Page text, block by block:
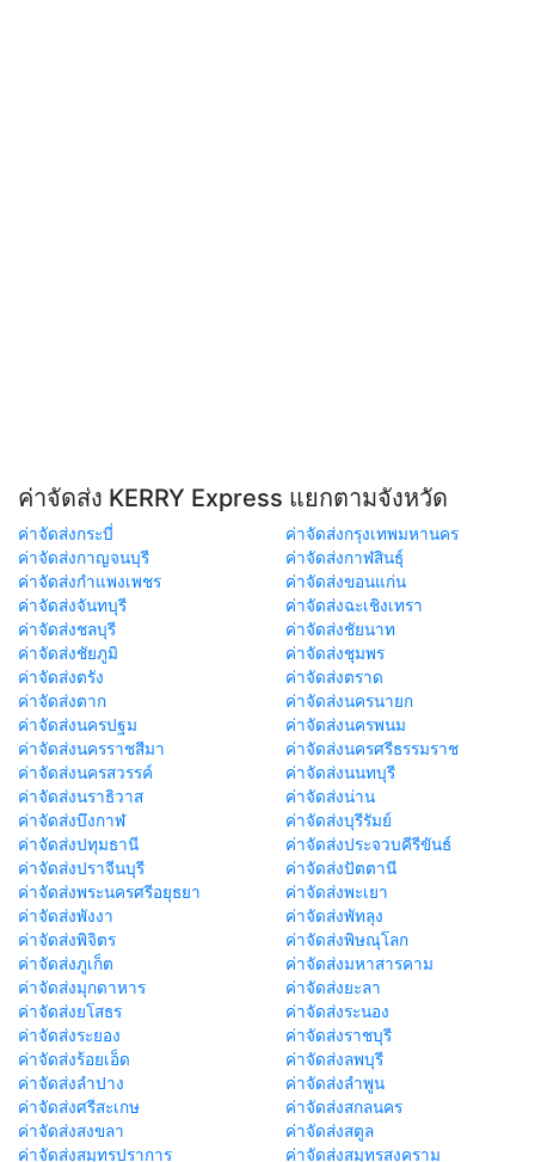
ค่าจัดส่ง KERRY Express แยกตามจังหวัด
ค่าจัดส่งกระบี่
ค่าจัดส่งกรุงเทพมหานคร
ค่าจัดส่งกาญจนบุรี
ค่าจัดส่งกาฬสินธุ์
ค่าจัดส่งกำแพงเพชร
ค่าจัดส่งขอนแก่น
ค่าจัดส่งจันทบุรี
ค่าจัดส่งฉะเชิงเทรา
ค่าจัดส่งชลบุรี
ค่าจัดส่งชัยนาท
ค่าจัดส่งชัยภูมิ
ค่าจัดส่งชุมพร
ค่าจัดส่งตรัง
ค่าจัดส่งตราด
ค่าจัดส่งตาก
ค่าจัดส่งนครนายก
ค่าจัดส่งนครปฐม
ค่าจัดส่งนครพนม
ค่าจัดส่งนครราชสีมา
ค่าจัดส่งนครศรีธรรมราช
ค่าจัดส่งนครสวรรค์
ค่าจัดส่งนนทบุรี
ค่าจัดส่งนราธิวาส
ค่าจัดส่งน่าน
ค่าจัดส่งบึงกาฬ
ค่าจัดส่งบุรีรัมย์
ค่าจัดส่งปทุมธานี
ค่าจัดส่งประจวบคีรีขันธ์
ค่าจัดส่งปราจีนบุรี
ค่าจัดส่งปัตตานี
ค่าจัดส่งพระนครศรีอยุธยา
ค่าจัดส่งพะเยา
ค่าจัดส่งพังงา
ค่าจัดส่งพัทลุง
ค่าจัดส่งพิจิตร
ค่าจัดส่งพิษณุโลก
ค่าจัดส่งภูเก็ต
ค่าจัดส่งมหาสารคาม
ค่าจัดส่งมุกดาหาร
ค่าจัดส่งยะลา
ค่าจัดส่งยโสธร
ค่าจัดส่งระนอง
ค่าจัดส่งระยอง
ค่าจัดส่งราชบุรี
ค่าจัดส่งร้อยเอ็ด
ค่าจัดส่งลพบุรี
ค่าจัดส่งลำปาง
ค่าจัดส่งลำพูน
ค่าจัดส่งศรีสะเกษ
ค่าจัดส่งสกลนคร
ค่าจัดส่งสงขลา
ค่าจัดส่งสตูล
ค่าจัดส่งสมุทรปราการ
ค่าจัดส่งสมุทรสงคราม